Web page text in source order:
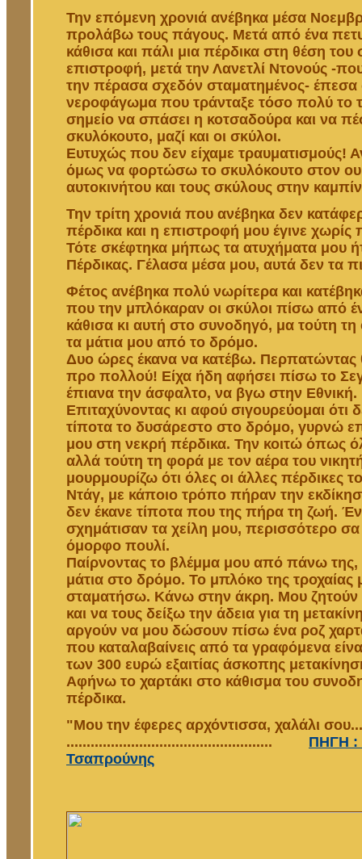
Την επόμενη χρονιά ανέβηκα μέσα
προλάβω τους πάγους. Μετά από ένα
κάθισα και πάλι μια πέρδικα στη θέση
επιστροφή, μετά την Λανετλί Ντονούς -
την πέρασα σχεδόν σταματημένος- έπεσα
νεροφάγωμα που τράνταξε τόσο πολύ το
σημείο να σπάσει η κοτσαδούρα και να
σκυλόκουτο, μαζί και οι σκύλοι.
Ευτυχώς που δεν είχαμε τραυματισμούς!
όμως να φορτώσω το σκυλόκουτο στον
αυτοκινήτου και τους σκύλους στην
Την τρίτη χρονιά που ανέβηκα δεν
πέρδικα και η επιστροφή μου έγινε
Τότε σκέφτηκα μήπως τα ατυχήματα μου
Πέρδικας. Γέλασα μέσα μου, αυτά δεν τα
Φέτος ανέβηκα πολύ νωρίτερα και
που την μπλόκαραν οι σκύλοι πίσω από
κάθισα κι αυτή στο συνοδηγό, μα τούτη
τα μάτια μου από το δρόμο.
Δυο ώρες έκανα να κατέβω. Περπατώντας
προ πολλού! Είχα ήδη αφήσει πίσω το
έπιανα την άσφαλτο, να βγω στην Εθνική.
Επιταχύνοντας κι αφού σιγουρεύομαι ότι
τίποτα το δυσάρεστο στο δρόμο, γυρνώ
μου στη νεκρή πέρδικα. Την κοιτώ όπως
αλλά τούτη τη φορά με τον αέρα του
μουρμουρίζω ότι όλες οι άλλες πέρδικες
Ντάγ, με κάποιο τρόπο πήραν την
δεν έκανε τίποτα που της πήρα τη ζωή.
σχημάτισαν τα χείλη μου, περισσότερο
όμορφο πουλί.
Παίρνοντας το βλέμμα μου από πάνω
μάτια στο δρόμο. Το μπλόκο της τροχαίας
σταματήσω. Κάνω στην άκρη. Μου ζητούν
και να τους δείξω την άδεια για τη
αργούν να μου δώσουν πίσω ένα ροζ
που καταλαβαίνεις από τα γραφόμενα
των 300 ευρώ εξαιτίας άσκοπης
Αφήνω το χαρτάκι στο κάθισμα του
πέρδικα.
"Μου την έφερες αρχόντισσα, χαλάλι
................................................... ΠΗΓΗ :
Τσαπρούνης